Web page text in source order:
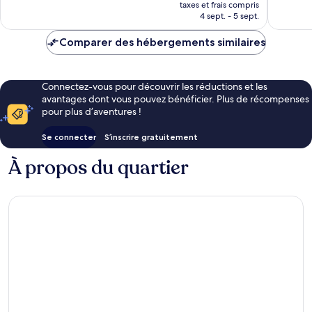
prix
de
taxes et frais compris
4 sept. - 5 sept.
Comparer des hébergements similaires
Connectez-vous pour découvrir les réductions et les
avantages dont vous pouvez bénéficier. Plus de récompenses
pour plus d’aventures !
Se connecter S’inscrire gratuitement
À propos du quartier